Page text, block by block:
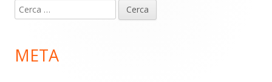
piè
pagina
Ricerca
per:
META